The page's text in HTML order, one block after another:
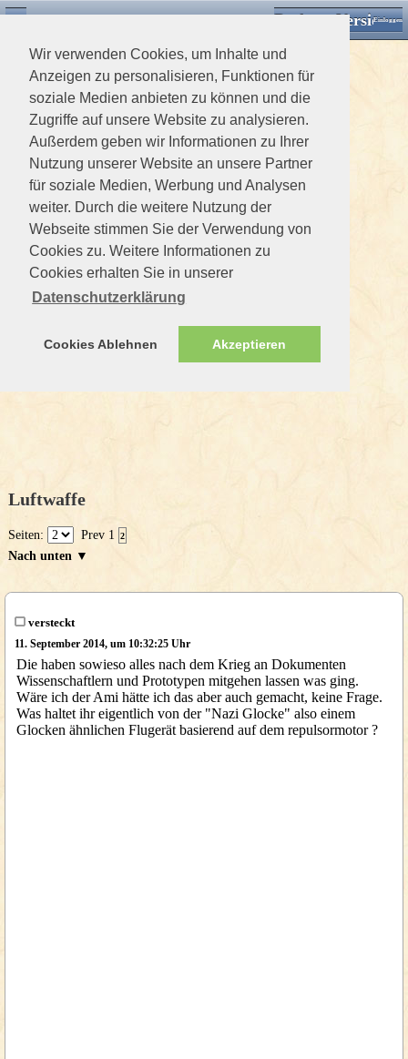
Wir verwenden Cookies, um Inhalte und
Anzeigen zu personalisieren, Funktionen für
soziale Medien anbieten zu können und die
Zugriffe auf unsere Website zu analysieren.
Außerdem geben wir Informationen zu Ihrer
Nutzung unserer Website an unsere Partner
für soziale Medien, Werbung und Analysen
weiter. Durch die weitere Nutzung der
Webseite stimmen Sie der Verwendung von
Cookies zu. Weitere Informationen zu
Cookies erhalten Sie in unserer
Datenschutzerklärung
Cookies Ablehnen Akzeptieren
Desktop VersionEinloggen
Luftwaffe
Seiten: Prev 1 2
Nach unten ▼
versteckt
11. September 2014, um 10:32:25 Uhr
Die haben sowieso alles nach dem Krieg an Dokumenten
Wissenschaftlern und Prototypen mitgehen lassen was ging.
Wäre ich der Ami hätte ich das aber auch gemacht, keine Frage.
Was haltet ihr eigentlich von der "Nazi Glocke" also einem
Glocken ähnlichen Flugerät basierend auf dem repulsormotor ?